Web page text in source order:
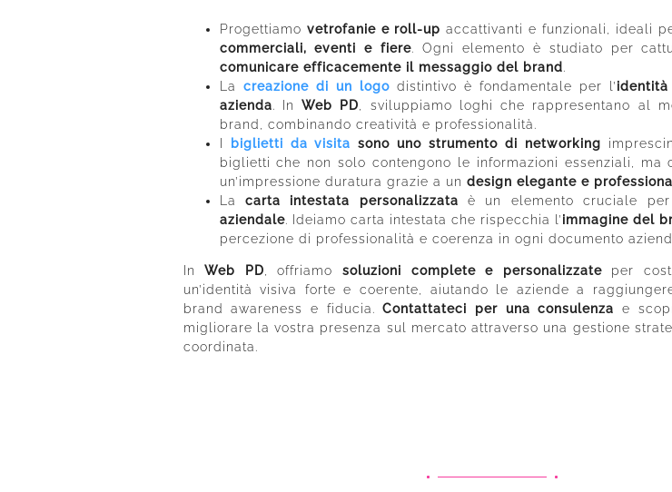
Progettiamo vetrofanie e roll-up accattivanti e funzionali, ideali
commerciali, eventi e fiere . Ogni elemento è studiato per
comunicare efficacemente il messaggio del brand
La creazione di un logodistintivo è fondamentale per l’
azienda . In Web PD , sviluppiamo loghi che rappresentano al
brand, combinando creatività e professionalità.
biglietti da visita sono uno strumento di networking
biglietti che non solo contengono le informazioni essenziali, ma
un’impressione duratura grazie a un design elegante e
La carta intestata personalizzata è un elemento cruciale
aziendale. Ideiamo carta intestata che rispecchia l’immagine del
percezione di professionalità e coerenza in ogni documento
InWeb PD , offriamo soluzioni complete e personalizzateper
un’identità visiva forte e coerente, aiutando le aziende a
brand awareness e fiducia.Contattateci per una consulenza e
migliorare la vostra presenza sul mercato attraverso una gestione
coordinata.